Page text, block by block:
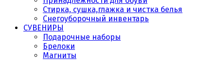
Стирка, сушка,глажка и чистка белья
Снегоуборочный инвентарь
СУВЕНИРЫ
Подарочные наборы
Брелоки
Магниты